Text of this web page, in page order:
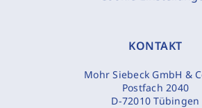
KONTAKT
Mohr Siebeck GmbH &
Postfach 2040
D-72010 Tübingen